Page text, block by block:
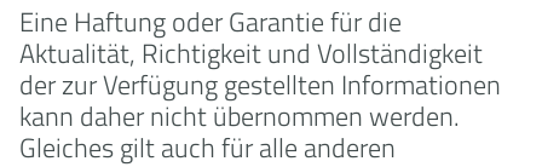
Eine Haftung oder Garantie für die
Aktualität, Richtigkeit und Vollständigkeit
der zur Verfügung gestellten Informationen
kann daher nicht übernommen werden.
Gleiches gilt auch für alle anderen